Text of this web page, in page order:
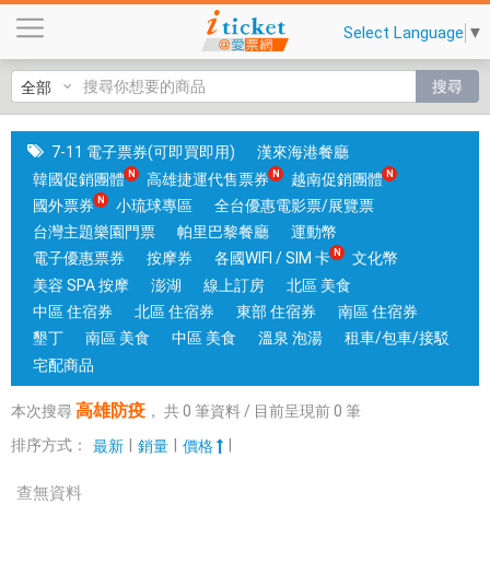
防
疫
|
國
旅
卡
門
市
可
核
銷
銷
售
Select Language ▼
搜尋
7-11 電子票券(可即買即用)
漢來海港餐廳
韓國促銷團體
高雄捷運代售票券
越南促銷團體
國外票券
小琉球專區
全台優惠電影票/展覽票
台灣主題樂園門票
帕里巴黎餐廳
運動幣
電子優惠票券
按摩券 各國WIFI / SIM 卡
文化幣
美容 SPA 按摩
澎湖 線上訂房
北區 美食
中區 住宿券
北區 住宿券 東部 住宿券
南區 住宿券
墾丁
南區 美食 中區 美食 溫泉 泡湯
租車/包車/接駁
宅配商品
本次搜尋 高雄防疫 ， 共0 筆資料 / 目前呈現前0 筆
排序方式：
最新 銷量 價格
查無資料